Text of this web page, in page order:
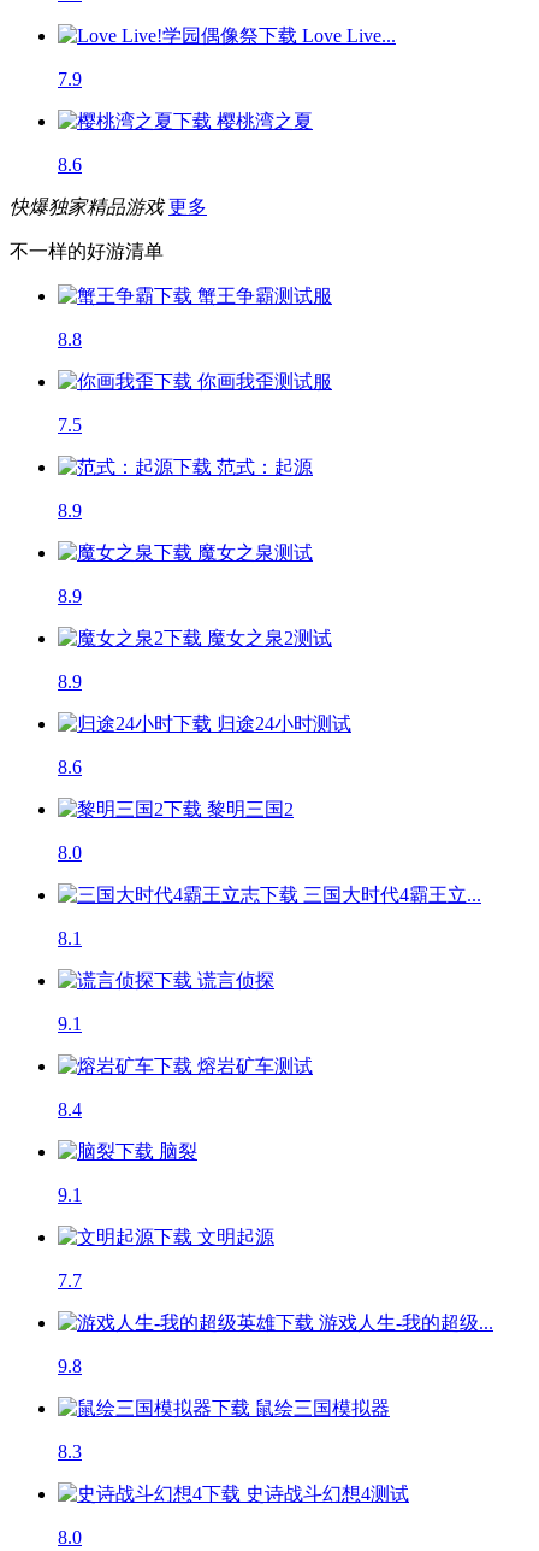
Love Live...
7.9
樱桃湾之夏
8.6
快爆独家精品游戏 更多
不一样的好游清单
蟹王争霸测试服
8.8
你画我歪测试服
7.5
范式：起源
8.9
魔女之泉测试
8.9
魔女之泉2测试
8.9
归途24小时测试
8.6
黎明三国2
8.0
三国大时代4霸王立...
8.1
谎言侦探
9.1
熔岩矿车测试
8.4
脑裂
9.1
文明起源
7.7
游戏人生-我的超级...
9.8
鼠绘三国模拟器
8.3
史诗战斗幻想4测试
8.0